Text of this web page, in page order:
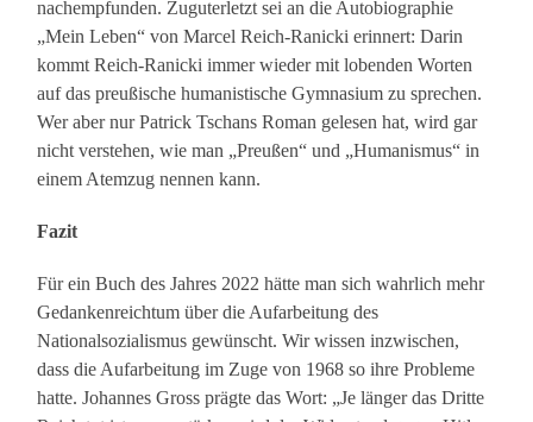
nachempfunden. Zuguterletzt sei an die Autobiographie
„Mein Leben“ von Marcel Reich-Ranicki erinnert: Darin
kommt Reich-Ranicki immer wieder mit lobenden Worten
auf das preußische humanistische Gymnasium zu sprechen.
Wer aber nur Patrick Tschans Roman gelesen hat, wird gar
nicht verstehen, wie man „Preußen“ und „Humanismus“ in
einem Atemzug nennen kann.
Fazit
Für ein Buch des Jahres 2022 hätte man sich wahrlich mehr
Gedankenreichtum über die Aufarbeitung des
Nationalsozialismus gewünscht. Wir wissen inzwischen,
dass die Aufarbeitung im Zuge von 1968 so ihre Probleme
hatte. Johannes Gross prägte das Wort: „Je länger das Dritte